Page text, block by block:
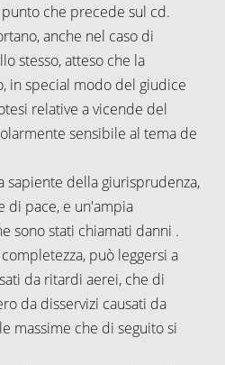
che precede sul cd.
anche nel caso di
stesso, atteso che la
in special modo del giudice
relative a vicende del
sensibile al tema de
sapiente della giurisprudenza,
di pace, e un'ampia
sono stati chiamati danni .
può leggersi a
da ritardi aerei, che di
da disservizi causati da
massime che di seguito si